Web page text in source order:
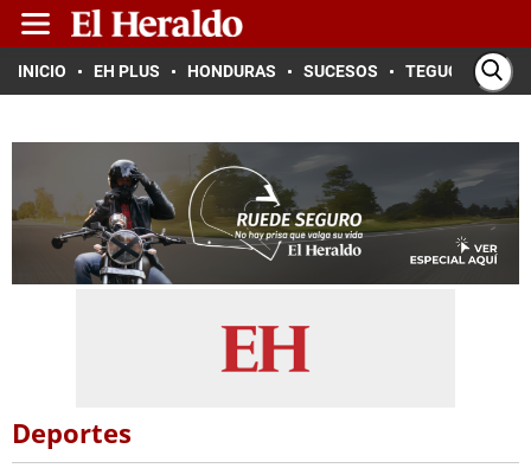
INICIO EH PLUS HONDURAS SUCESOS TEGUCIGALPA
Deportes